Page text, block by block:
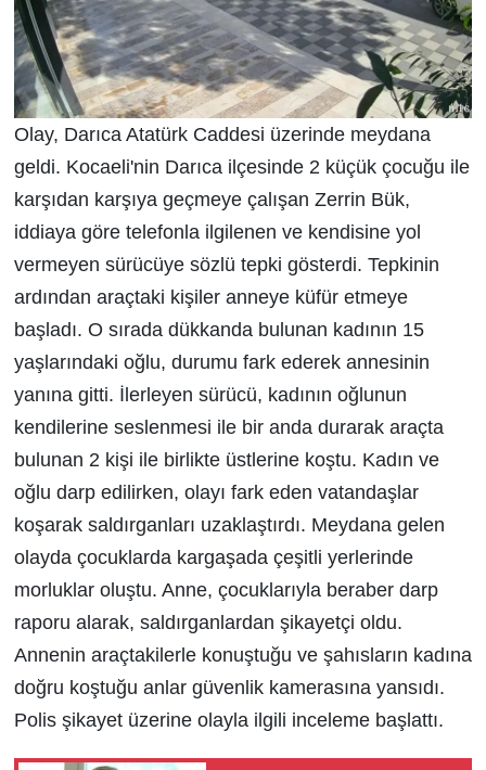
Olay, Darıca Atatürk Caddesi üzerinde meydana
geldi. Kocaeli'nin Darıca ilçesinde 2 küçük çocuğu ile
karşıdan karşıya geçmeye çalışan Zerrin Bük,
iddiaya göre telefonla ilgilenen ve kendisine yol
vermeyen sürücüye sözlü tepki gösterdi. Tepkinin
ardından araçtaki kişiler anneye küfür etmeye
başladı. O sırada dükkanda bulunan kadının 15
yaşlarındaki oğlu, durumu fark ederek annesinin
yanına gitti. İlerleyen sürücü, kadının oğlunun
kendilerine seslenmesi ile bir anda durarak araçta
bulunan 2 kişi ile birlikte üstlerine koştu. Kadın ve
oğlu darp edilirken, olayı fark eden vatandaşlar
koşarak saldırganları uzaklaştırdı. Meydana gelen
olayda çocuklarda kargaşada çeşitli yerlerinde
morluklar oluştu. Anne, çocuklarıyla beraber darp
raporu alarak, saldırganlardan şikayetçi oldu.
Annenin araçtakilerle konuştuğu ve şahısların kadına
doğru koştuğu anlar güvenlik kamerasına yansıdı.
Polis şikayet üzerine olayla ilgili inceleme başlattı.